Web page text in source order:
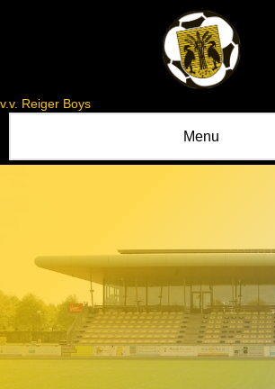
v.v. Reiger Boys
Menu